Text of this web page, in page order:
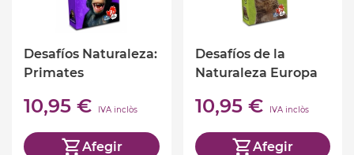
Desafíos Naturaleza:
Primates
10,95 € IVA inclòs
Afegir
Desafíos de la
Naturaleza Europa
10,95 € IVA inclòs
Afegir